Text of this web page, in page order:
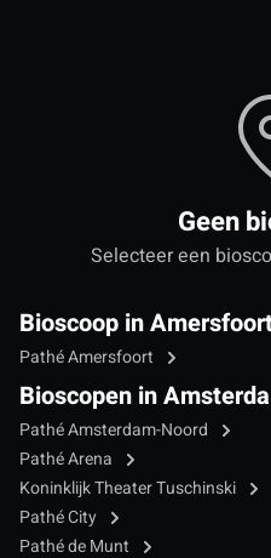
Geen
Selecteer een
Bioscoop in
Pathé Amersfoort
Bioscopen in
Pathé Amsterdam-Noord
Pathé Arena
Koninklijk Theater Tuschinski
Pathé City
Pathé de Munt